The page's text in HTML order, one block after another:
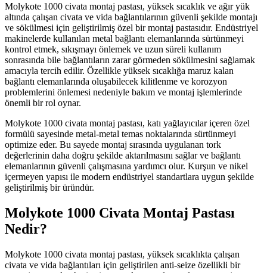
Molykote 1000 civata montaj pastası, yüksek sıcaklık ve ağır yük
altında çalışan civata ve vida bağlantılarının güvenli şekilde montajı
ve sökülmesi için geliştirilmiş özel bir montaj pastasıdır. Endüstriyel
makinelerde kullanılan metal bağlantı elemanlarında sürtünmeyi
kontrol etmek, sıkışmayı önlemek ve uzun süreli kullanım
sonrasında bile bağlantıların zarar görmeden sökülmesini sağlamak
amacıyla tercih edilir. Özellikle yüksek sıcaklığa maruz kalan
bağlantı elemanlarında oluşabilecek kilitlenme ve korozyon
problemlerini önlemesi nedeniyle bakım ve montaj işlemlerinde
önemli bir rol oynar.
Molykote 1000 civata montaj pastası, katı yağlayıcılar içeren özel
formülü sayesinde metal-metal temas noktalarında sürtünmeyi
optimize eder. Bu sayede montaj sırasında uygulanan tork
değerlerinin daha doğru şekilde aktarılmasını sağlar ve bağlantı
elemanlarının güvenli çalışmasına yardımcı olur. Kurşun ve nikel
içermeyen yapısı ile modern endüstriyel standartlara uygun şekilde
geliştirilmiş bir üründür.
Molykote 1000 Civata Montaj Pastası
Nedir?
Molykote 1000 civata montaj pastası, yüksek sıcaklıkta çalışan
civata ve vida bağlantıları için geliştirilen anti-seize özellikli bir